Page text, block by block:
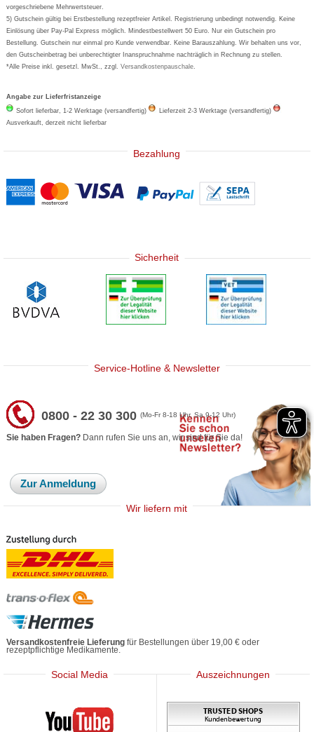
Eucerin
Basica
vorgeschriebene Mehrwertsteuer.
5) Gutschein gültig bei Erstbestellung rezeptfreier Artikel. Registrierung unbedingt notwendig. Keine
Einlösung über Pay-Pal Express möglich. Mindestbestellwert 50 Euro. Nur ein Gutschein pro
Bestellung. Gutschein nur einmal pro Kunde verwendbar. Keine Barauszahlung. Wir behalten uns vor,
den Gutscheinbetrag bei unberechtigter Inanspruchnahme nachträglich in Rechnung zu stellen.
*Alle Preise inkl. gesetzl. MwSt., zzgl.Versandkostenpauschale.
Angabe zur Lieferfristanzeige
Sofort lieferbar, 1-2 Werktage (versandfertig)
Lieferzeit 2-3 Werktage (versandfertig)
Ausverkauft, derzeit nicht lieferbar
Bezahlung
Sicherheit
Service-Hotline & Newsletter
0800 - 22 30 300(Mo-Fr 8-18 Uhr, Sa 9-12 Uhr)
Sie haben Fragen? Dann rufen Sie uns an, wir sind für Sie da!
Zur Anmeldung
Wir liefern mit
Versandkostenfreie Lieferung für Bestellungen über 19,00 € oder
rezeptpflichtige Medikamente.
Social Media
Mediherz
Auszeichnungen